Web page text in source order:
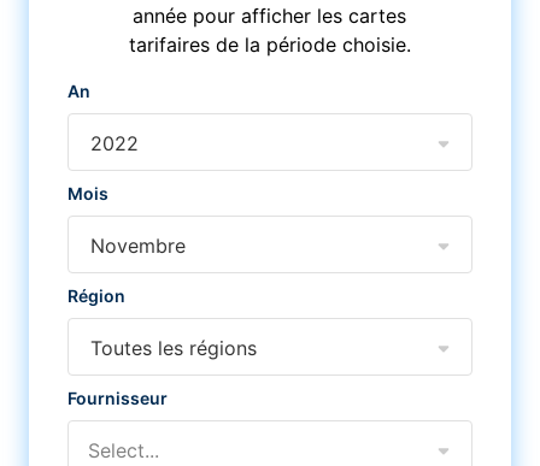
année pour afficher les cartes
tarifaires de la période choisie.
An
2022
Mois
Novembre
Région
Toutes les régions
Fournisseur
Select...